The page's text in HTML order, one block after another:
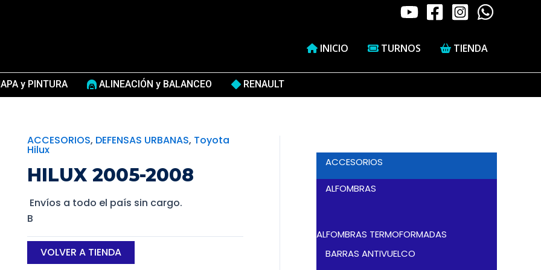
INICIO TURNOS TIENDA
y PINTURA ALINEACIÓN y BALANCEO RENAULT
ACCESORIOS, DEFENSAS URBANAS, Toyota
Hilux
HILUX 2005-2008
Envíos a todo el país sin cargo.
B
VOLVER A TIENDA
ACCESORIOS
ALFOMBRAS
ALFOMBRAS TERMOFORMADAS
BARRAS ANTIVUELCO